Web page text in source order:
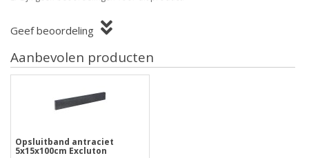
Geef beoordeling
Aanbevolen producten
Opsluitband antraciet
5x15x100cm Excluton